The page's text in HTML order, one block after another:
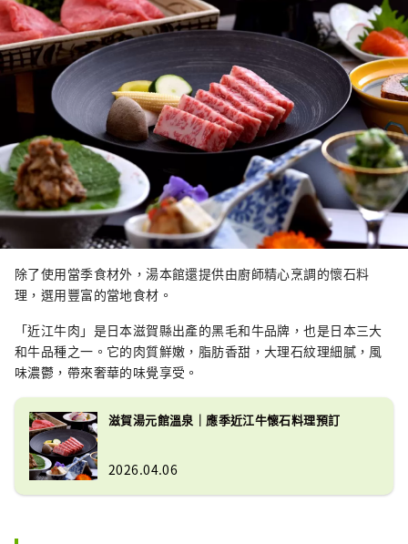
除了使用當季食材外，湯本館還提供由廚師精心烹調的懷石料
理，選用豐富的當地食材。
「近江牛肉」是日本滋賀縣出產的黑毛和牛品牌，也是日本三大
和牛品種之一。它的肉質鮮嫩，脂肪香甜，大理石紋理細膩，風
味濃鬱，帶來奢華的味覺享受。
滋賀湯元館溫泉｜應季近江牛懷石料理預訂
2026.04.06